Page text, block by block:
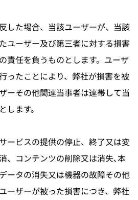
した場合、当該ユーザーが、当該
ユーザー及び第三者に対する損害
責任を負うものとします。ユーザ
ったことにより、弊社が損害を被
ーその他関連当事者は連帯して当
ます。
ービスの提供の停止、終了又は変
、コンテンツの削除又は消失､本
ータの消失又は機器の故障その他
ーザーが被った損害につき、弊社